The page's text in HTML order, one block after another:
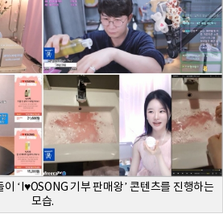
‘I♥︎OSONG 기부 판매왕’ 콘텐츠를 진행하는
모습.